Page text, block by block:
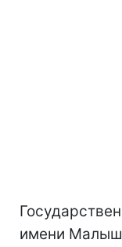
имени